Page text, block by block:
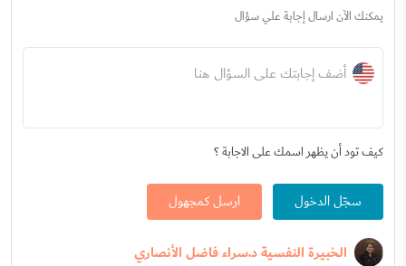
يمكنك الآن ارسال إجابة علي سؤال
أضف إجابتك على السؤال هنا
كيف تود أن يظهر اسمك على الاجابة ؟
سجّل الدخول ارسل كمجهول
الخبيرة النفسية د.سراء فاضل الأنصاري